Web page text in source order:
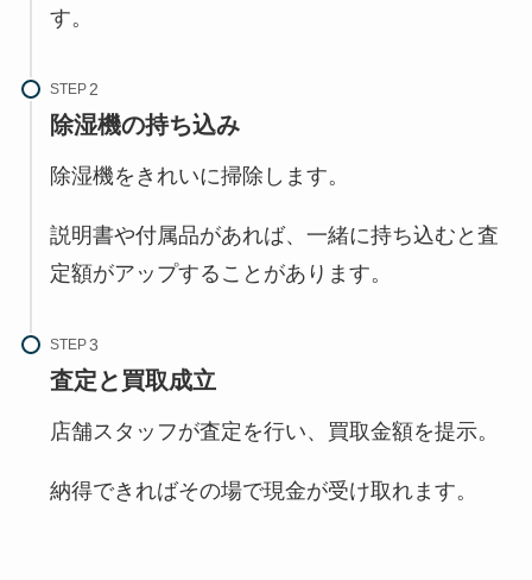
す。
STEP
除湿機の持ち込み
除湿機をきれいに掃除します。
説明書や付属品があれば、一緒に持ち込むと査
定額がアップすることがあります。
STEP
査定と買取成立
店舗スタッフが査定を行い、買取金額を提示。
納得できればその場で現金が受け取れます。